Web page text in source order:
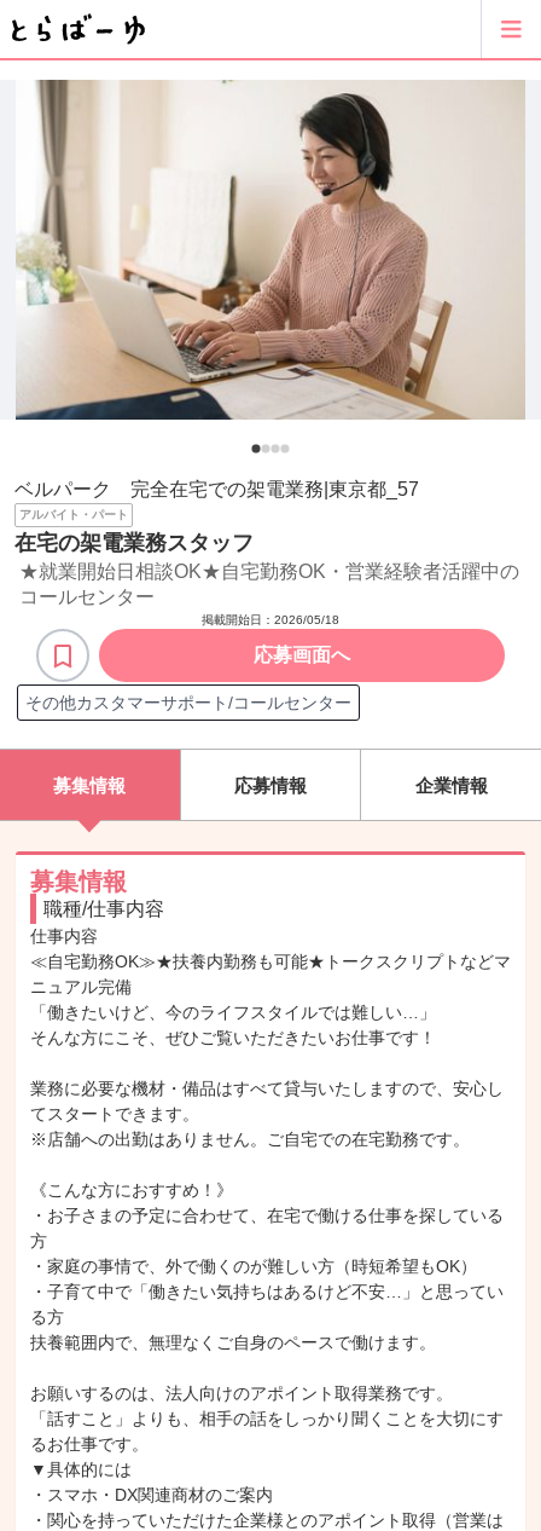
ベルパーク 完全在宅での架電業務|東京都_57
アルバイト・パート
在宅の架電業務スタッフ
★就業開始日相談OK★自宅勤務OK・営業経験者活躍中の
コールセンター
掲載開始日： 2026/05/18
応募画面へ
その他カスタマーサポート/コールセンター
募集情報 応募情報 企業情報
募集情報
職種/仕事内容
仕事内容
≪自宅勤務OK≫★扶養内勤務も可能★トークスクリプトなどマ
ニュアル完備
「働きたいけど、今のライフスタイルでは難しい…」
そんな方にこそ、ぜひご覧いただきたいお仕事です！
業務に必要な機材・備品はすべて貸与いたしますので、安心し
てスタートできます。
※店舗への出勤はありません。ご自宅での在宅勤務です。
《こんな方におすすめ！》
・お子さまの予定に合わせて、在宅で働ける仕事を探している
方
・家庭の事情で、外で働くのが難しい方（時短希望もOK）
・子育て中で「働きたい気持ちはあるけど不安…」と思ってい
る方
扶養範囲内で、無理なくご自身のペースで働けます。
お願いするのは、法人向けのアポイント取得業務です。
「話すこと」よりも、相手の話をしっかり聞くことを大切にす
るお仕事です。
▼具体的には
・スマホ・DX関連商材のご案内
・関心を持っていただけた企業様とのアポイント取得（営業は